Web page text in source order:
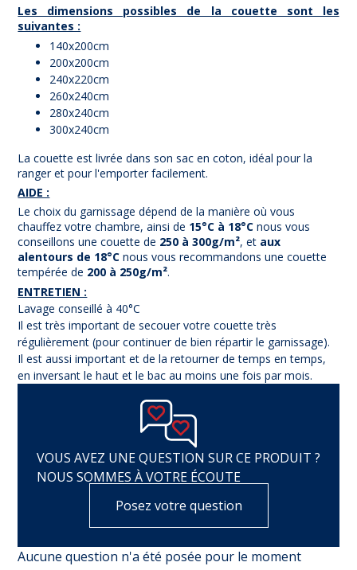
Les dimensions possibles de la couette sont les
suivantes :
140x200cm
200x200cm
240x220cm
260x240cm
280x240cm
300x240cm
La couette est livrée dans son sac en coton, idéal pour la
ranger et pour l'emporter facilement.
AIDE :
Le choix du garnissage dépend de la manière où vous
chauffez votre chambre, ainsi de 15°C à 18°C nous vous
conseillons une couette de 250 à 300g/m², et aux
alentours de 18°C nous vous recommandons une couette
tempérée de 200 à 250g/m².
ENTRETIEN :
Lavage conseillé à 40°C
Il est très important de secouer votre couette très
régulièrement (pour continuer de bien répartir le garnissage).
Il est aussi important et de la retourner de temps en temps,
en inversant le haut et le bac au moins une fois par mois.
VOUS AVEZ UNE QUESTION SUR CE PRODUIT ?
NOUS SOMMES À VOTRE ÉCOUTE
Posez votre question
Aucune question n'a été posée pour le moment